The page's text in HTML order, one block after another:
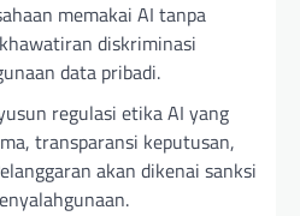
memakai AI tanpa
diskriminasi
data pribadi.
regulasi etika AI yang
transparansi keputusan,
akan dikenai sanksi